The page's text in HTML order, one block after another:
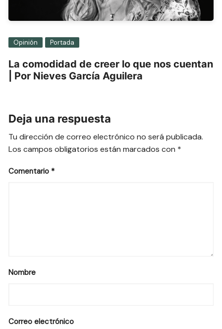
Opinión Portada
La comodidad de creer lo que nos cuentan
| Por Nieves García Aguilera
Deja una respuesta
Tu dirección de correo electrónico no será publicada.
Los campos obligatorios están marcados con *
Comentario *
Nombre
Correo electrónico